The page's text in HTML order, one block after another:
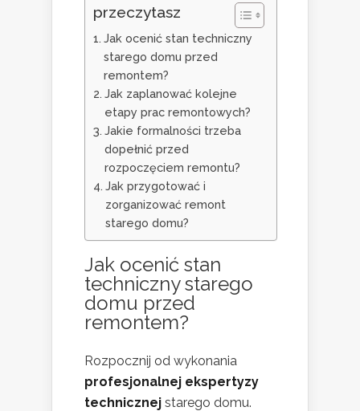
przeczytasz
Jak ocenić stan techniczny
starego domu przed
remontem?
Jak zaplanować kolejne
etapy prac remontowych?
Jakie formalności trzeba
dopełnić przed
rozpoczęciem remontu?
Jak przygotować i
zorganizować remont
starego domu?
Jak ocenić stan
techniczny starego
domu przed
remontem?
Rozpocznij od wykonania
profesjonalnej ekspertyzy
technicznej starego domu.